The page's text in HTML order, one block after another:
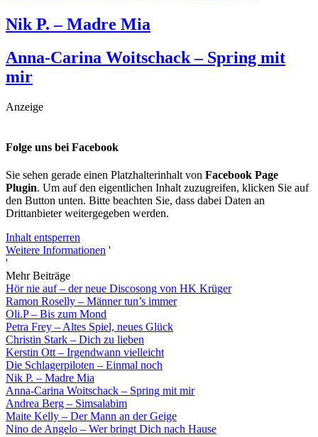
Nik P. – Madre Mia
Anna-Carina Woitschack – Spring mit
mir
Anzeige
Folge uns bei Facebook
Sie sehen gerade einen Platzhalterinhalt von Facebook Page
Plugin. Um auf den eigentlichen Inhalt zuzugreifen, klicken Sie auf
den Button unten. Bitte beachten Sie, dass dabei Daten an
Drittanbieter weitergegeben werden.
Inhalt entsperren
Weitere Informationen '
'
Mehr Beiträge
Hör nie auf – der neue Discosong von HK Krüger
Ramon Roselly – Männer tun’s immer
Oli.P – Bis zum Mond
Petra Frey – Altes Spiel, neues Glück
Christin Stark – Dich zu lieben
Kerstin Ott – Irgendwann vielleicht
Die Schlagerpiloten – Einmal noch
Nik P. – Madre Mia
Anna-Carina Woitschack – Spring mit mir
Andrea Berg – Simsalabim
Maite Kelly – Der Mann an der Geige
Nino de Angelo – Wer bringt Dich nach Hause